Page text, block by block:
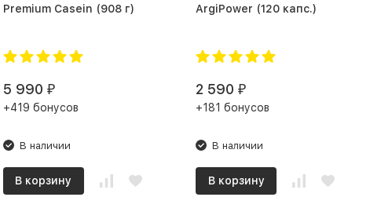
Premium Casein (908 г)
5 990 ₽
+419 бонусов
В наличии
В корзину
ArgiPower (120 капс.)
2 590 ₽
+181 бонусов
В наличии
В корзину